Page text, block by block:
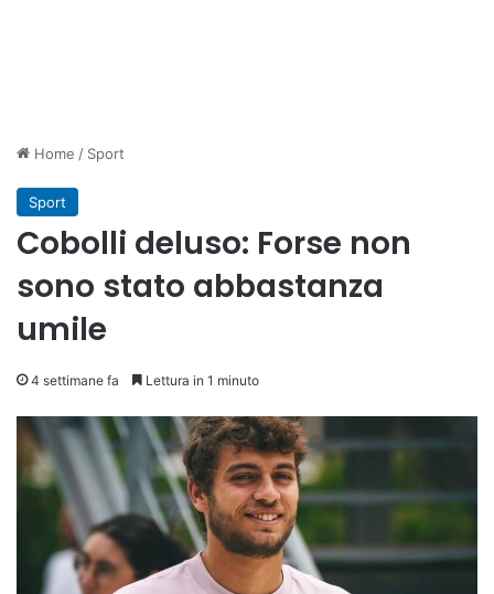
Home / Sport
Sport
Cobolli deluso: Forse non
sono stato abbastanza
umile
4 settimane fa Lettura in 1 minuto